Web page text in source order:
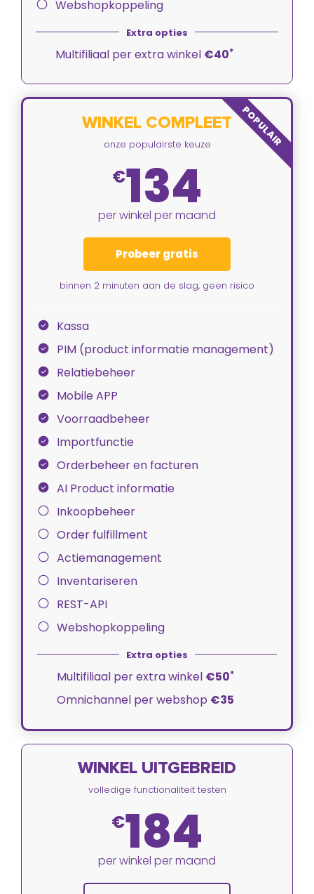
Webshopkoppeling
Multifiliaal per extra winkel €40*
POPULAIR
WINKEL COMPLEET
onze populairste keuze
€134
per winkel per maand
Probeer gratis
binnen 2 minuten aan de slag, geen risico
Kassa
PIM (product informatie management)
Relatiebeheer
Mobile APP
Voorraadbeheer
Importfunctie
Orderbeheer en facturen
AI Product informatie
Inkoopbeheer
Order fulfillment
Actiemanagement
Inventariseren
REST-API
Webshopkoppeling
Multifiliaal per extra winkel €50*
Omnichannel per webshop €35
WINKEL UITGEBREID
volledige functionaliteit testen
€184
per winkel per maand